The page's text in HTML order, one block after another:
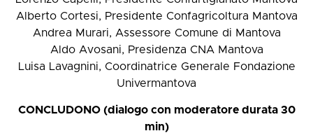
Alberto Cortesi, Presidente Confagricoltura Mantova
Andrea Murari, Assessore Comune di Mantova
Aldo Avosani, Presidenza CNA Mantova
Luisa Lavagnini, Coordinatrice Generale Fondazione
Univermantova
CONCLUDONO (dialogo con moderatore durata 30
min)